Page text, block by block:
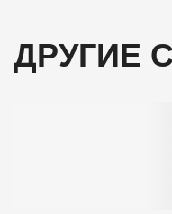
ДРУГИЕ